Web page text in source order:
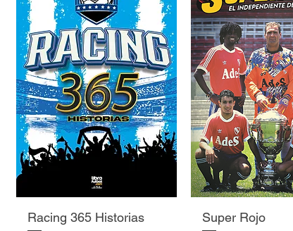
Vista rápida
Racing 365 Historias
Vista rápida
Super Rojo